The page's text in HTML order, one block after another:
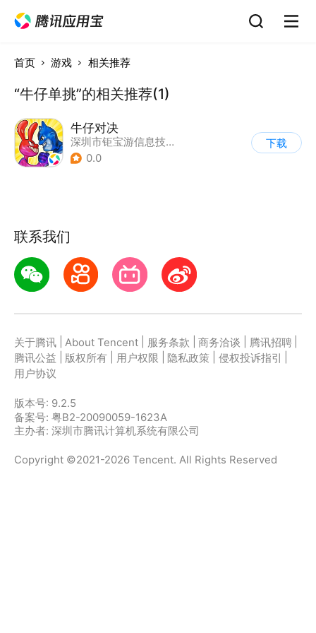
首页 游戏 相关推荐
“牛仔单挑”的相关推荐(1)
牛仔对决
深圳市钜宝游信息技术有限公司
0.0
下载
联系我们
关于腾讯 About Tencent 服务条款 商务洽谈 腾讯招聘
腾讯公益
版权所有 用户权限 隐私政策 侵权投诉指引
用户协议
版本号: 9.2.5
备案号: 粤B2-20090059-1623A
主办者: 深圳市腾讯计算机系统有限公司
Copyright ©2021-2026 Tencent. All Rights Reserved